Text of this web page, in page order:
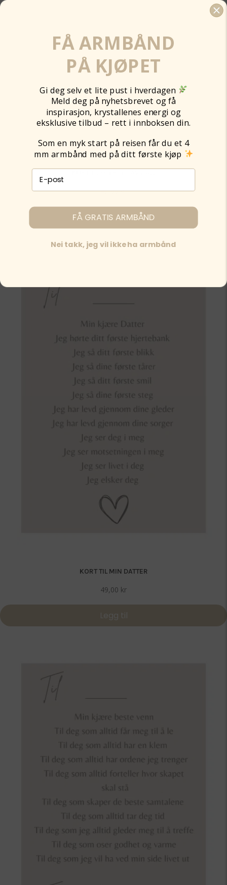
49,00kr
Legg til
KORT TIL MIN DATTER
49,00 kr
Legg til
FÅ ARMBÅND
PÅ KJØPET
Gi deg selv et lite pust i hverdagen
Meld deg på nyhetsbrevet og få
inspirasjon, krystallenes energi og
eksklusive tilbud – rett i innboksen din.
Som en myk start på reisen får du et 4
mm armbånd med på ditt første kjøp
E-post påmelding
FÅ GRATIS ARMBÅND
Nei takk, jeg vil ikke ha armbånd